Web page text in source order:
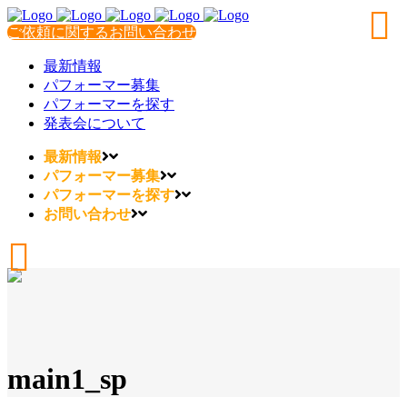
ご依頼に関するお問い合わせ
最新情報
パフォーマー募集
パフォーマーを探す
発表会について
最新情報
パフォーマー募集
パフォーマーを探す
お問い合わせ
main1_sp